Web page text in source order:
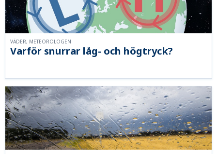
Varför snurrar låg- och högtryck?
VÄDER, METEOROLOGEN